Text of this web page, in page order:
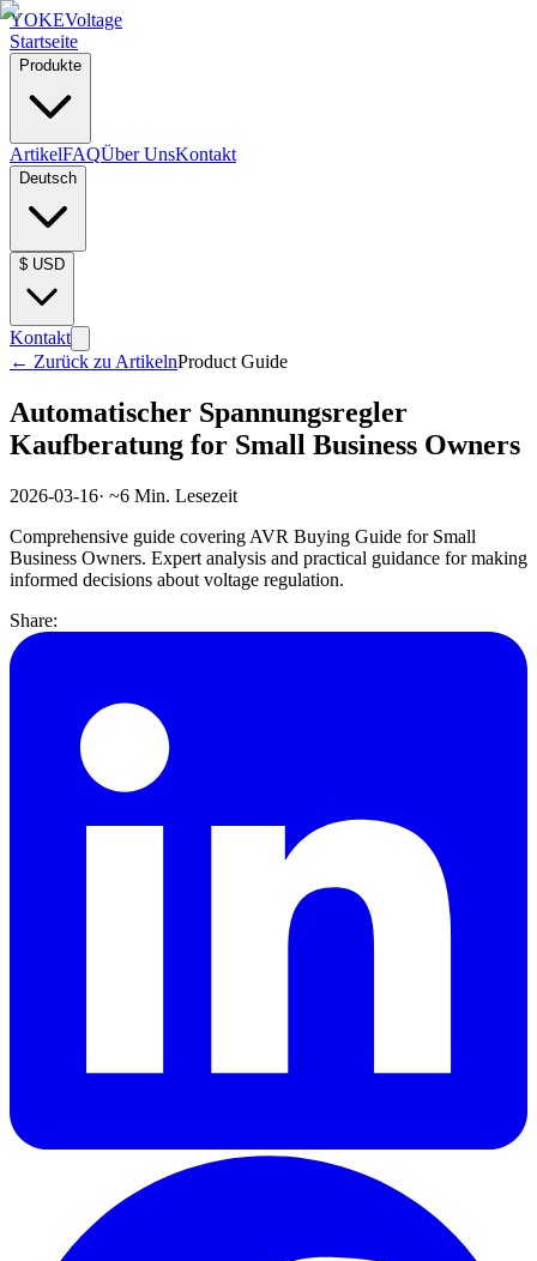
YOKEVoltage
Startseite
Produkte
ArtikelFAQÜber UnsKontakt
Deutsch
$ USD
Kontakt
← Zurück zu ArtikelnProduct Guide
Automatischer Spannungsregler
Kaufberatung for Small Business Owners
2026-03-16· ~6 Min. Lesezeit
Comprehensive guide covering AVR Buying Guide for Small
Business Owners. Expert analysis and practical guidance for making
informed decisions about voltage regulation.
Share: